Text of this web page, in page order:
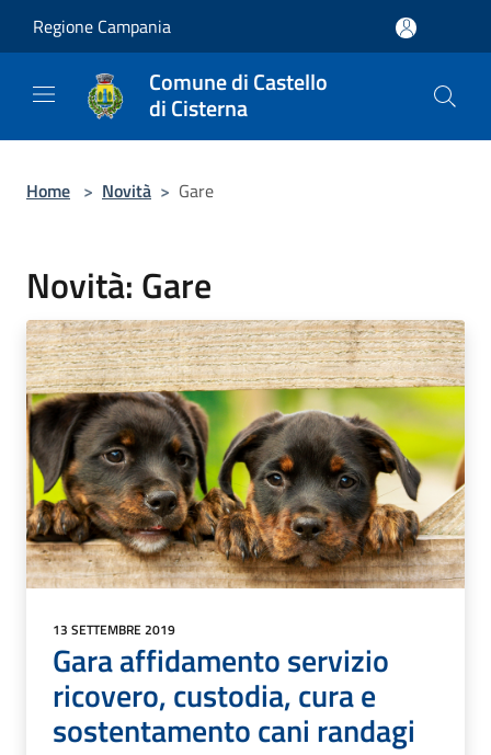
Regione Campania
Comune di Castello
di Cisterna
Home > Novità > Gare
Novità: Gare
13 SETTEMBRE 2019
Gara affidamento servizio
ricovero, custodia, cura e
sostentamento cani randagi